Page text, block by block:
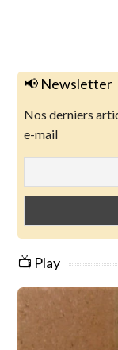
📢 Newsletter
Nos derniers
e-mail
📺 Play